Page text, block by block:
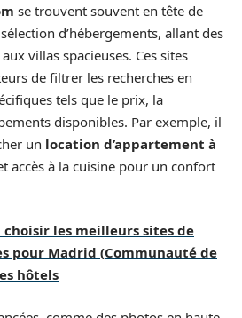
se trouvent souvent en tête de
d’hébergements, allant des
villas spacieuses. Ces sites
de filtrer les recherches en
tels que le prix, la
disponibles. Par exemple, il
un location d’appartement à
accès à la cuisine pour un confort
choisir les meilleurs sites de
pour Madrid (Communauté de
hôtels